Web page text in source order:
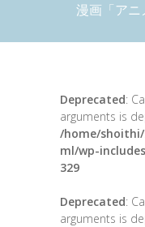
漫画「アニ
Deprecated:
arguments is
/home/
ml/wp-
329
Deprecated:
arguments is